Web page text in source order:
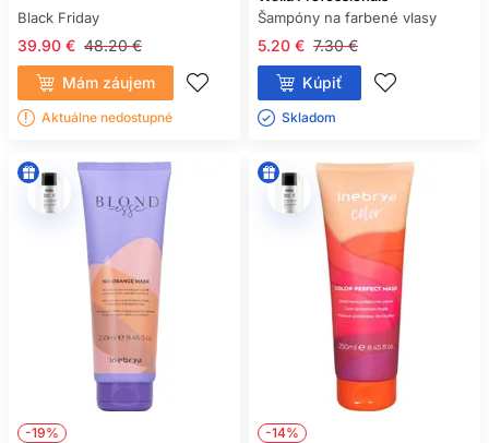
Black Friday
48.20 €
39.90 €
Mám záujem
Aktuálne nedostupné
Šampóny na farbené vlasy
7.30 €
5.20 €
Kúpiť
Skladom ㅤ
-19% -14%